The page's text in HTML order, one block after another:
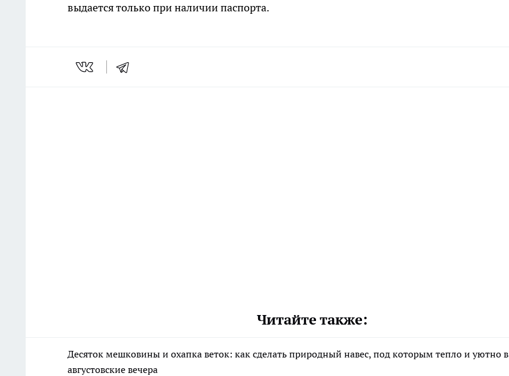
выдается только при наличии паспорта.
Читайте также:
Десяток мешковины и охапка веток: как сделать природный навес, под которым тепло и уютно в
августовские вечера